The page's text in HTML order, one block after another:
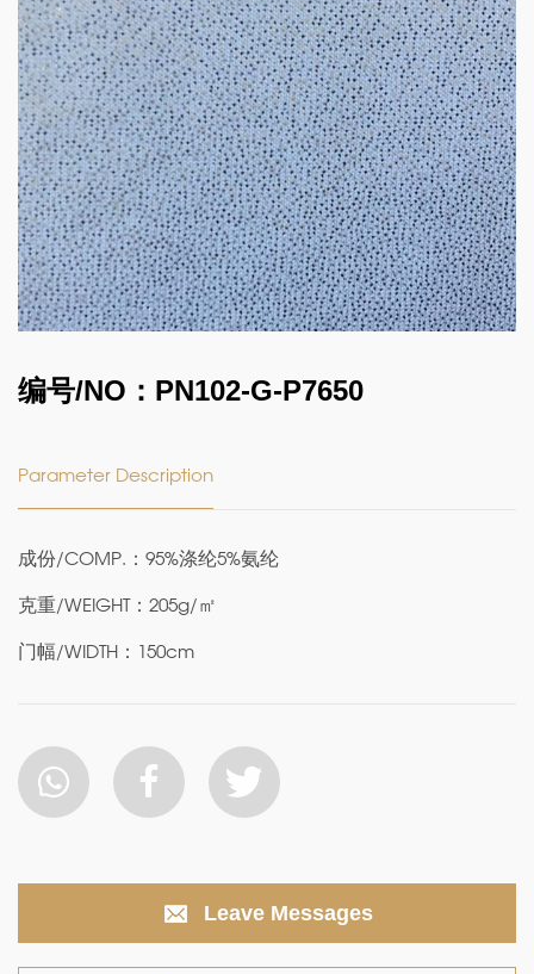
编号/NO：PN102-G-P7650
Parameter Description
成份/COMP.：95%涤纶5%氨纶
克重/WEIGHT：205g/㎡
门幅/WIDTH：150cm
Leave Messages